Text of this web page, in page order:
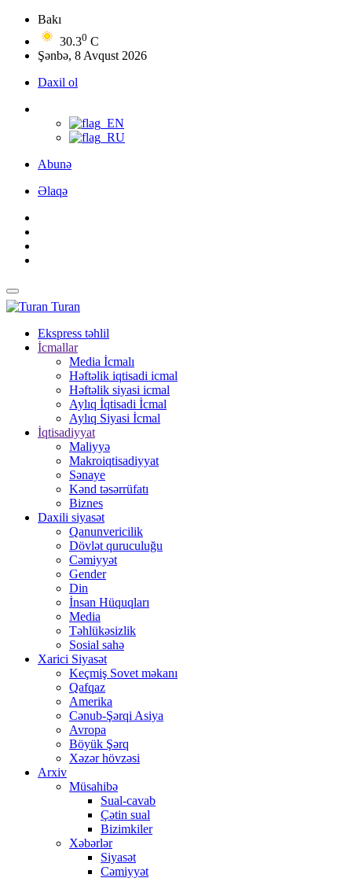
Bakı
30.30 C
Şənbə, 8 Avqust 2026
Daxil ol
Abunə
Əlaqə
Turan
Ekspress təhlil
İcmallar
Media İcmalı
Həftəlik iqtisadi icmal
Həftəlik siyasi icmal
Aylıq İqtisadi İcmal
Aylıq Siyasi İcmal
İqtisadiyyat
Maliyyə
Makroiqtisadiyyat
Sənaye
Kənd təsərrüfatı
Biznes
Daxili siyasət
Qanunvericilik
Dövlət quruculuğu
Cəmiyyət
Gender
Din
İnsan Hüquqları
Media
Təhlükəsizlik
Sosial sahə
Xarici Siyasət
Keçmiş Sovet məkanı
Qafqaz
Amerika
Cənub-Şərqi Asiya
Avropa
Böyük Şərq
Xəzər hövzəsi
Arxiv
Müsahibə
Sual-cavab
Çətin sual
Bizimkiler
Xəbərlər
Siyasət
Cəmiyyət